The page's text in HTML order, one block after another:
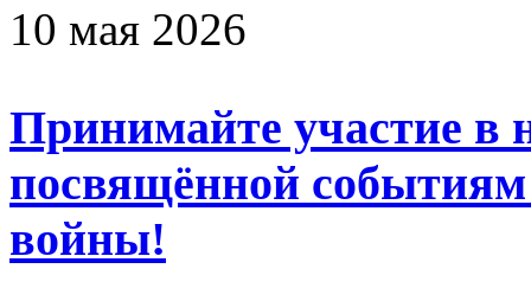
10 мая 2026
Принимайте участие в
посвящённой
войны!